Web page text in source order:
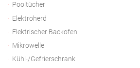
Pooltücher
Elektroherd
Elektrischer Backofen
Mikrowelle
Kühl-/Gefrierschrank